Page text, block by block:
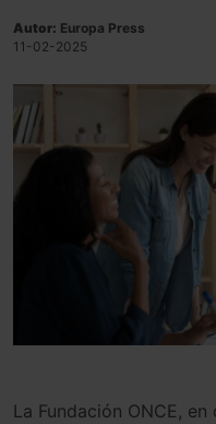
Autor: Europa Press
11-02-2025
La Fundación ONCE,